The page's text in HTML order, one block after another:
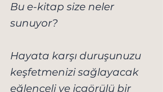
Bu e-kitap size neler
sunuyor?
Hayata karşı duruşunuzu
keşfetmenizi sağlayacak
eğlenceli ve içgörülü bir